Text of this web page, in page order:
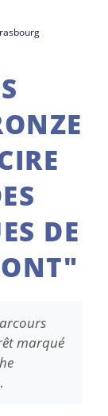
DE
marqué